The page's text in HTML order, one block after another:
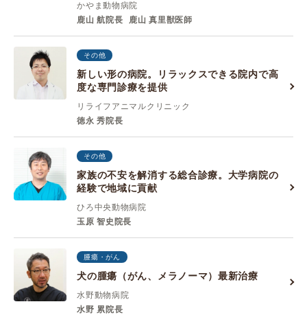
かやま動物病院
鹿山 航院長
鹿山 真里獣医師
その他
新しい形の病院。リラックスできる院内で高
度な専門診療を提供
リライフアニマルクリニック
徳永 秀院長
その他
家族の不安を解消する総合診療。大学病院の
経験で地域に貢献
ひろ中央動物病院
玉原 智史院長
腫瘍・がん
犬の腫瘍（がん、メラノーマ）最新治療
水野動物病院
水野 累院長